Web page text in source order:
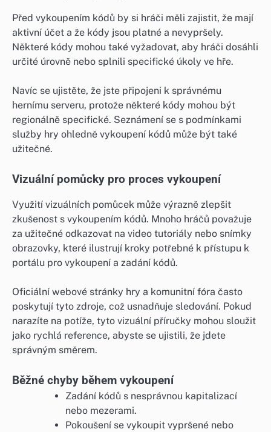
Před vykoupením kódů by si hráči měli zajistit, že mají
aktivní účet a že kódy jsou platné a nevypršely.
Některé kódy mohou také vyžadovat, aby hráči dosáhli
určité úrovně nebo splnili specifické úkoly ve hře.
Navíc se ujistěte, že jste připojeni k správnému
hernímu serveru, protože některé kódy mohou být
regionálně specifické. Seznámení se s podmínkami
služby hry ohledně vykoupení kódů může být také
užitečné.
Vizuální pomůcky pro proces vykoupení
Využití vizuálních pomůcek může výrazně zlepšit
zkušenost s vykoupením kódů. Mnoho hráčů považuje
za užitečné odkazovat na video tutoriály nebo snímky
obrazovky, které ilustrují kroky potřebné k přístupu k
portálu pro vykoupení a zadání kódů.
Oficiální webové stránky hry a komunitní fóra často
poskytují tyto zdroje, což usnadňuje sledování. Pokud
narazíte na potíže, tyto vizuální příručky mohou sloužit
jako rychlá reference, abyste se ujistili, že jdete
správným směrem.
Běžné chyby během vykoupení
Zadání kódů s nesprávnou kapitalizací
nebo mezerami.
Pokoušení se vykoupit vypršené nebo